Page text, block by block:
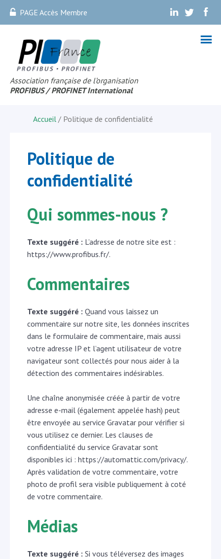
PAGE Accès Membre . . .
Association française de l’organisation
PROFIBUS / PROFINET International
Accueil / Politique de confidentialité
Politique de
confidentialité
Qui sommes-nous ?
Texte suggéré : L’adresse de notre site est :
https://www.profibus.fr/.
Commentaires
Texte suggéré : Quand vous laissez un
commentaire sur notre site, les données inscrites
dans le formulaire de commentaire, mais aussi
votre adresse IP et l’agent utilisateur de votre
navigateur sont collectés pour nous aider à la
détection des commentaires indésirables.
Une chaîne anonymisée créée à partir de votre
adresse e-mail (également appelée hash) peut
être envoyée au service Gravatar pour vérifier si
vous utilisez ce dernier. Les clauses de
confidentialité du service Gravatar sont
disponibles ici : https://automattic.com/privacy/.
Après validation de votre commentaire, votre
photo de profil sera visible publiquement à coté
de votre commentaire.
Médias
Texte suggéré : Si vous téléversez des images